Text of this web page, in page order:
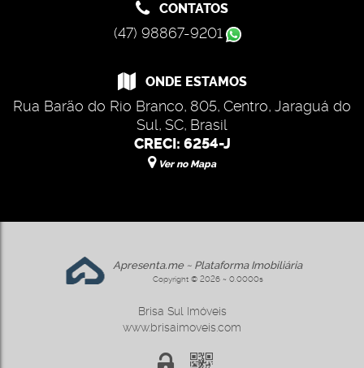
CONTATOS
(47) 98867-9201
ONDE ESTAMOS
Rua Barão do Rio Branco, 805, Centro, Jaraguá do
Sul, SC, Brasil
CRECI: 6254-J
Ver no Mapa
Apresenta.me ~ Plataforma Imobiliária
Copyright © 2026 ~ 0.0000s
Brisa Sul Imóveis
www.brisaimoveis.com